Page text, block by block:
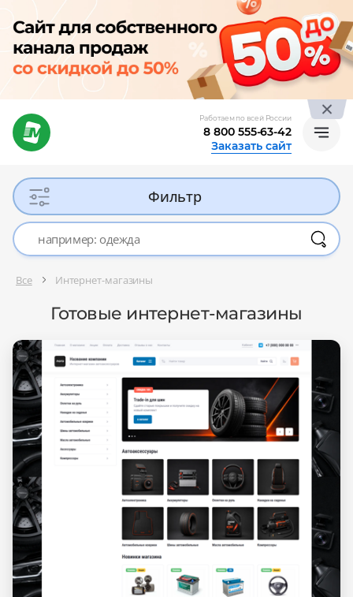
Работаем по всей России
8 800 555-63-42
Заказать сайт
Фильтр
Все Интернет-магазины
Готовые интернет-магазины